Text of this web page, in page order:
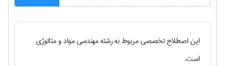
این اصطلاح تخصصی مربوط به رشتهمهندسی مواد و متالوژی
است.